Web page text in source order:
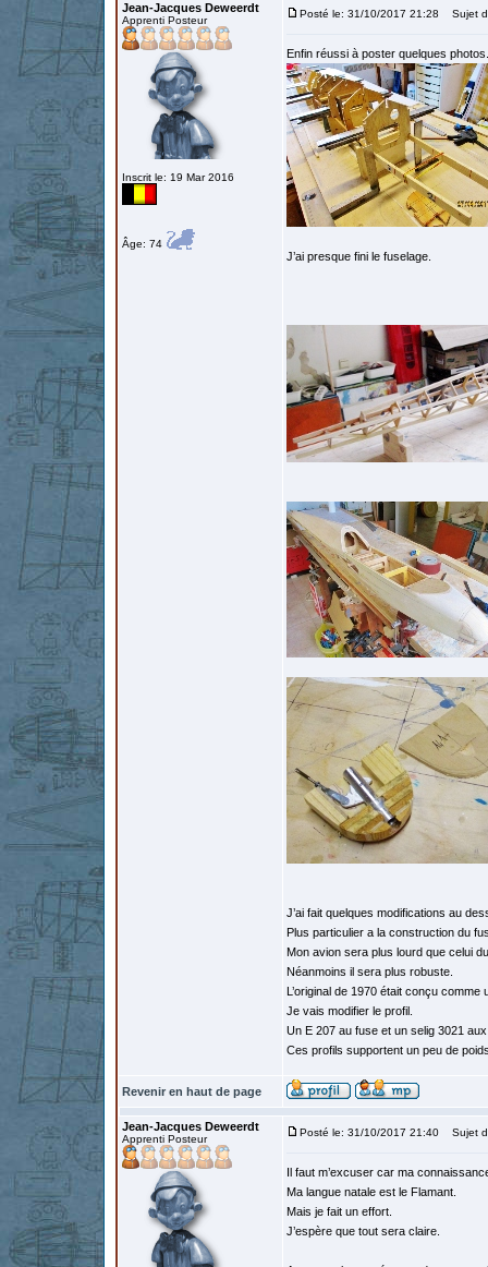
Jean-Jacques Deweerdt
Apprenti Posteur
Inscrit le: 19 Mar 2016
Âge: 74
Posté le: 31/10/2017 21:28 Sujet
Enfin réussi à poster quelques photos.
J’ai presque fini le fuselage.
J’ai fait quelques modifications au
Plus particulier a la construction du
Mon avion sera plus lourd que celui
Néanmoins il sera plus robuste.
L’original de 1970 était conçu
Je vais modifier le profil.
Un E 207 au fuse et un selig 3021 aux
Ces profils supportent un peu de
Revenir en haut de page
Jean-Jacques Deweerdt
Apprenti Posteur
Posté le: 31/10/2017 21:40 Sujet
Il faut m’excuser car ma
Ma langue natale est le Flamant.
Mais je fait un effort.
J’espère que tout sera claire.